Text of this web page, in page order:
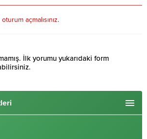
oturum açmalısınız.
İlk yorumu yukarıdaki form